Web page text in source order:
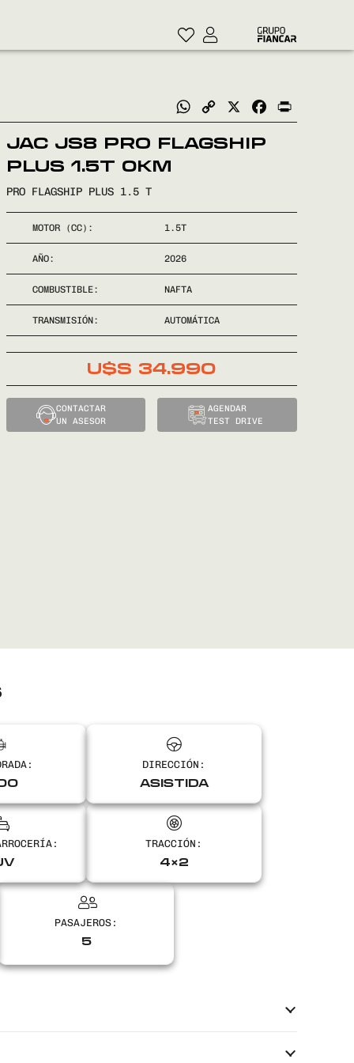
WhatsApp
Copy
Link
Facebook
JAC JS8 PRO FLAGSHIP
PLUS 1.5T 0KM
PRO FLAGSHIP PLUS 1.5 T
MOTOR (CC): 1.5T
AÑO: 2026
COMBUSTIBLE: NAFTA
TRANSMISIÓN: AUTOMÁTICA
U$S 34.990
CONTACTAR
UN ASESOR
AGENDAR
TEST DRIVE
DIRECCIÓN:
ASISTIDA
TRACCIÓN:
4×2
PASAJEROS:
5